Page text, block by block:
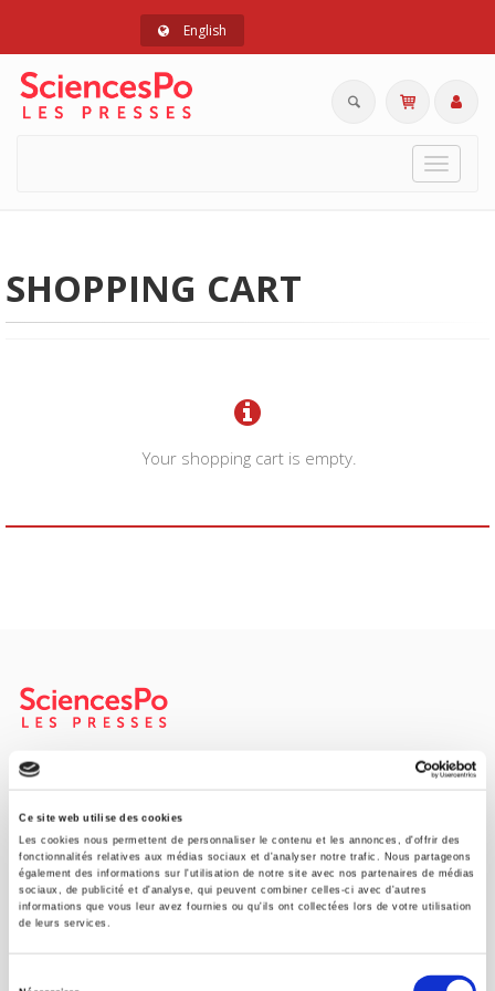
Ce site web utilise des cookies
Les cookies nous permettent de personnaliser le contenu et les annonces, d'offrir des
fonctionnalités relatives aux médias sociaux et d'analyser notre trafic. Nous partageons
également des informations sur l'utilisation de notre site avec nos partenaires de médias
sociaux, de publicité et d'analyse, qui peuvent combiner celles-ci avec d'autres
informations que vous leur avez fournies ou qu'ils ont collectées lors de votre utilisation
de leurs services.
English
Toggle
SHOPPING CART
Your shopping cart is empty.
SCIENCES PO UNIVERSITY PRESS has a threefold role: to publish
original research, to edit reference works for student use, and to
help public and political debate.
CONTACTS
FOREIGN RIGHTS
FOR BOOKSHOPS